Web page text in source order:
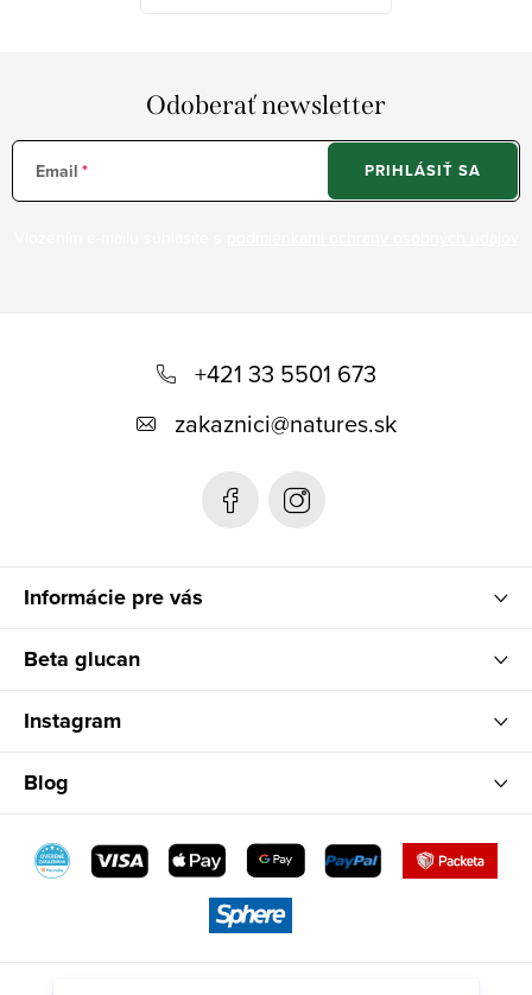
Odoberať newsletter
Email PRIHLÁSIŤ SA
+421 33 5501 673
zakaznici@natures.sk
Informácie pre vás
Beta glucan
Instagram
Blog